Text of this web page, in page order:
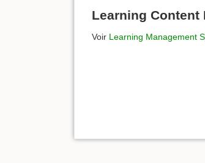
Learning Content
Voir Learning Management